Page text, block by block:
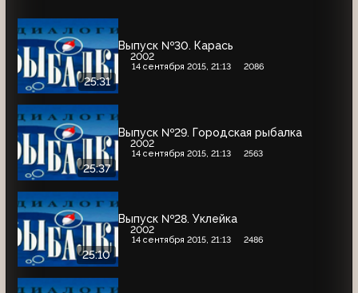
25:31
Выпуск №30. Карась
2002
14 сентября 2015, 21:13 2086
25:37
Выпуск №29. Городская рыбалка
2002
14 сентября 2015, 21:13 2563
25:10
Выпуск №28. Уклейка
2002
14 сентября 2015, 21:13 2486